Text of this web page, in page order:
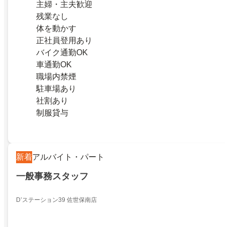
主婦・主夫歓迎
残業なし
体を動かす
正社員登用あり
バイク通勤OK
車通勤OK
職場内禁煙
駐車場あり
社割あり
制服貸与
新着アルバイト・パート
一般事務スタッフ
D’ステーション39 佐世保南店